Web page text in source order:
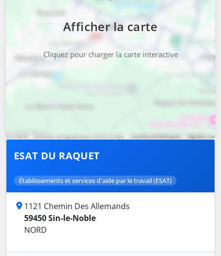
Afficher la carte
Cliquez pour charger la carte interactive
ESAT DU RAQUET
Établissements et services d'aide par le travail (ESAT)
1121 Chemin Des Allemands
59450 Sin-le-Noble
NORD